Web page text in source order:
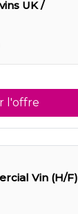
UK /
l'offre
Vin (H/F)